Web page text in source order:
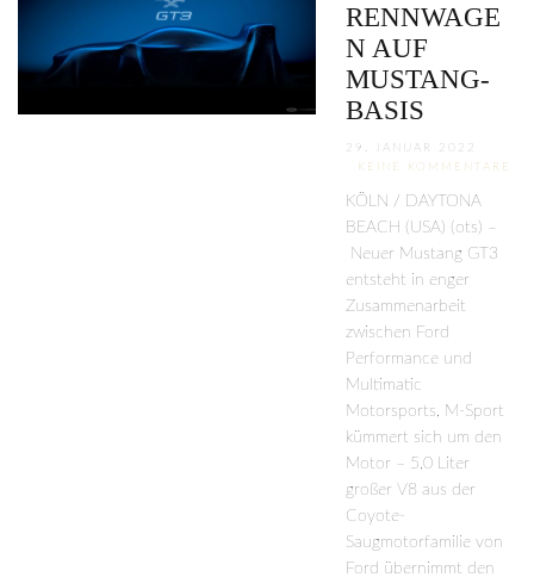
RENNWAGE
N AUF
MUSTANG-
BASIS
29. JANUAR 2022
KEINE KOMMENTARE
KÖLN / DAYTONA
BEACH (USA) (ots) –
Neuer Mustang GT3
entsteht in enger
Zusammenarbeit
zwischen Ford
Performance und
Multimatic
Motorsports, M-Sport
kümmert sich um den
Motor – 5,0 Liter
großer V8 aus der
Coyote-
Saugmotorfamilie von
Ford übernimmt den